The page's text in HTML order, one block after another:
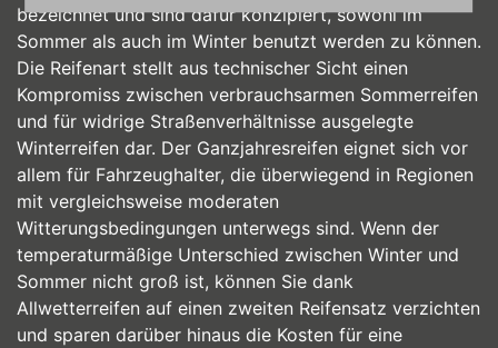
bezeichnet und sind dafür konzipiert, sowohl im
Sommer als auch im Winter benutzt werden zu können.
Die Reifenart stellt aus technischer Sicht einen
Kompromiss zwischen verbrauchsarmen Sommerreifen
und für widrige Straßenverhältnisse ausgelegte
Winterreifen dar. Der Ganzjahresreifen eignet sich vor
allem für Fahrzeughalter, die überwiegend in Regionen
mit vergleichsweise moderaten
Witterungsbedingungen unterwegs sind. Wenn der
temperaturmäßige Unterschied zwischen Winter und
Sommer nicht groß ist, können Sie dank
Allwetterreifen auf einen zweiten Reifensatz verzichten
und sparen darüber hinaus die Kosten für eine